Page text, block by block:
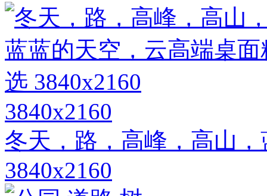
3840x2160
冬天，路，高峰，高山
3840x2160